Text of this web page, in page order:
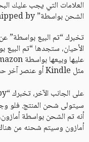
الشحن بواسطة” Shipped by.
تخبرك “تم البيع بواسطة”
مثل Kindle أو عنصر آخر حصلت عليه أمازون مباشرة من الشركة المصنعة.
على الجانب الآخر، تخبرك “Shipped by” أو “
أنه تم الشحن بواسطة
أمازون وسيتم شحنه من